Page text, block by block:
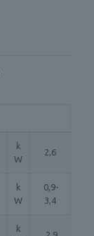
k
W
2,6
k
W
0,9-
3,4
k